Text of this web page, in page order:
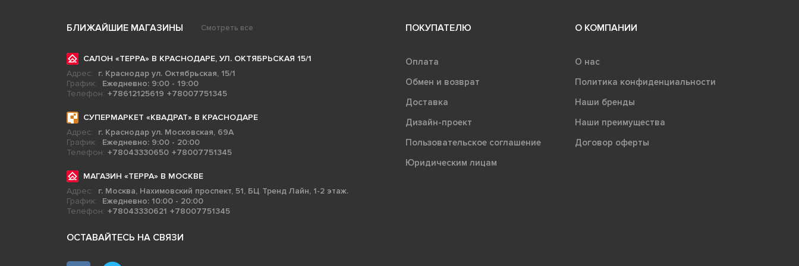
БЛИЖАЙШИЕ МАГАЗИНЫ Смотреть все
САЛОН «ТЕРРА» В КРАСНОДАРЕ, УЛ. ОКТЯБРЬСКАЯ 15/1
Адрес:
г. Краснодар ул. Октябрьская, 15/1
График:
Ежедневно: 9:00 - 19:00
Телефон: +78612125619 +78007751345
СУПЕРМАРКЕТ «КВАДРАТ» В КРАСНОДАРЕ
Адрес:
г. Краснодар ул. Московская, 69А
График:
Ежедневно: 9:00 - 20:00
Телефон: +78043330650 +78007751345
МАГАЗИН «ТЕРРА» В МОСКВЕ
Адрес:
г. Москва, Нахимовский проспект, 51, БЦ Тренд Лайн, 1-2 этаж.
График:
Ежедневно: 10:00 - 20:00
Телефон: +78043330621 +78007751345
ОСТАВАЙТЕСЬ НА СВЯЗИ
ПОКУПАТЕЛЮ
Оплата
Обмен и возврат
Доставка
Дизайн-проект
Пользовательское соглашение
Юридическим лицам
О КОМПАНИИ
О нас
Политика конфиденциальности
Наши бренды
Наши преимущества
Договор оферты